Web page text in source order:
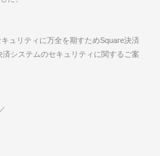
ュリティに万全を期すためSquare決済
システムのセキュリティに関するご案